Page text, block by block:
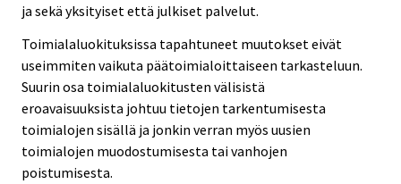
ja sekä yksityiset että julkiset palvelut.
Toimialaluokituksissa tapahtuneet muutokset eivät
useimmiten vaikuta päätoimialoittaiseen tarkasteluun.
Suurin osa toimialaluokitusten välisistä
eroavaisuuksista johtuu tietojen tarkentumisesta
toimialojen sisällä ja jonkin verran myös uusien
toimialojen muodostumisesta tai vanhojen
poistumisesta.